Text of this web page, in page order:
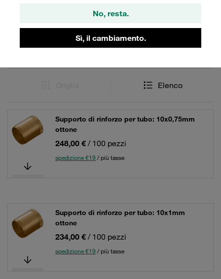
No, resta.
Sì, il cambiamento.
Acciaio - Parti di collegamento, accessori e
Elenco
Supporto di rinforzo per tubo: 10x0,75mm
ottone
248,00 € / 100 pezzi
spedizione €19 / più tasse
Supporto di rinforzo per tubo: 10x1mm
ottone
234,00 € / 100 pezzi
spedizione €19 / più tasse